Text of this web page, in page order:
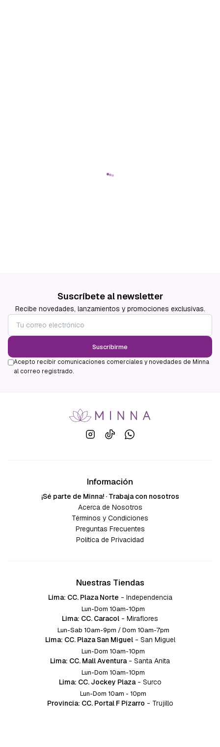
Suscríbete al newsletter
Recibe novedades, lanzamientos y promociones exclusivas.
Suscribirme
Acepto recibir comunicaciones comerciales y novedades de Minna
al correo registrado.
Información
¡Sé parte de Minna! · Trabaja con nosotros
Acerca de Nosotros
Términos y Condiciones
Preguntas Frecuentes
Política de Privacidad
Nuestras Tiendas
Lima: CC. Plaza Norte - Independencia
Lun-Dom 10am-10pm
Lima: CC. Caracol - Miraflores
Lun-Sab 10am-9pm / Dom 10am-7pm
Lima: CC. Plaza San Miguel - San Miguel
Lun-Dom 10am-10pm
Lima: CC. Mall Aventura - Santa Anita
Lun-Dom 10am-10pm
Lima: CC. Jockey Plaza - Surco
Lun-Dom 10am - 10pm
Provincia: CC. Portal F Pizarro - Trujillo